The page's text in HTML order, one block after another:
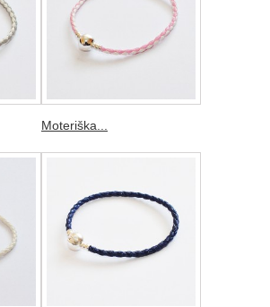
Moteriška...